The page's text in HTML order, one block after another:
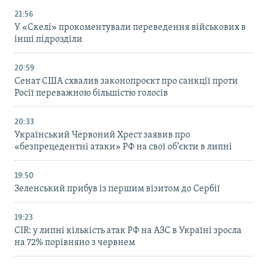
21:56
У «Скелі» прокоментували переведення військових в
інші підрозділи
20:59
Cенат США схвалив законопроєкт про санкції проти
Росії переважною більшістю голосів
20:33
Український Червоний Хрест заявив про
«безпрецедентні атаки» РФ на свої об’єкти в липні
19:50
Зеленський прибув із першим візитом до Сербії
19:23
CIR: у липні кількість атак РФ на АЗС в Україні зросла
на 72% порівняно з червнем